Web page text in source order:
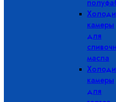
камеры
для
масла
камеры
для